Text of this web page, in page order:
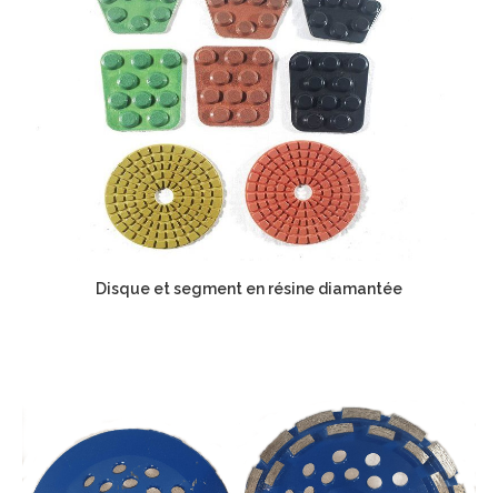
Disque et segment en résine diamantée